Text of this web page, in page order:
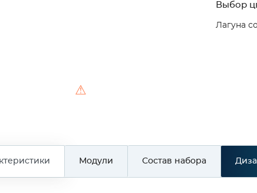
⚠
Выбор
Лагуна
Модули Состав набора